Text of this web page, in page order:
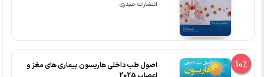
انتشارات حیدری
10%
اصول طب داخلی هاریسون بیماری های مغز و